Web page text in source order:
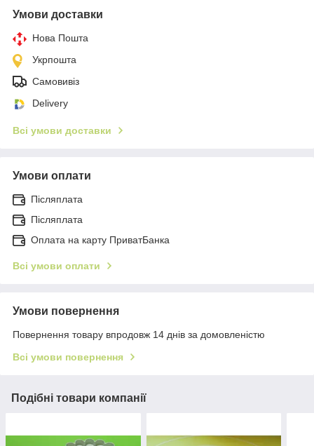
Умови доставки
Нова Пошта
Укрпошта
Самовивіз
Delivery
Всі умови доставки
Умови оплати
Післяплата
Післяплата
Оплата на карту ПриватБанка
Всі умови оплати
Умови повернення
Повернення товару впродовж 14 днів за домовленістю
Всі умови повернення
Подібні товари компанії